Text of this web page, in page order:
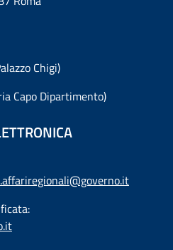
Chigi)
Capo Dipartimento)